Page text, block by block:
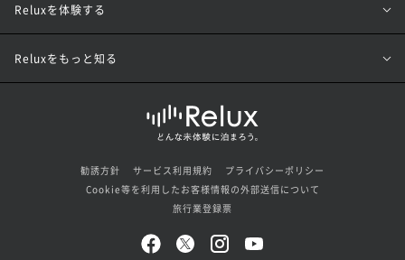
Reluxを体験する
Reluxをもっと知る
勧誘方針 サービス利用規約
プライバシーポリシー
Cookie等を利用したお客様情報の外部送信について
旅行業登録票